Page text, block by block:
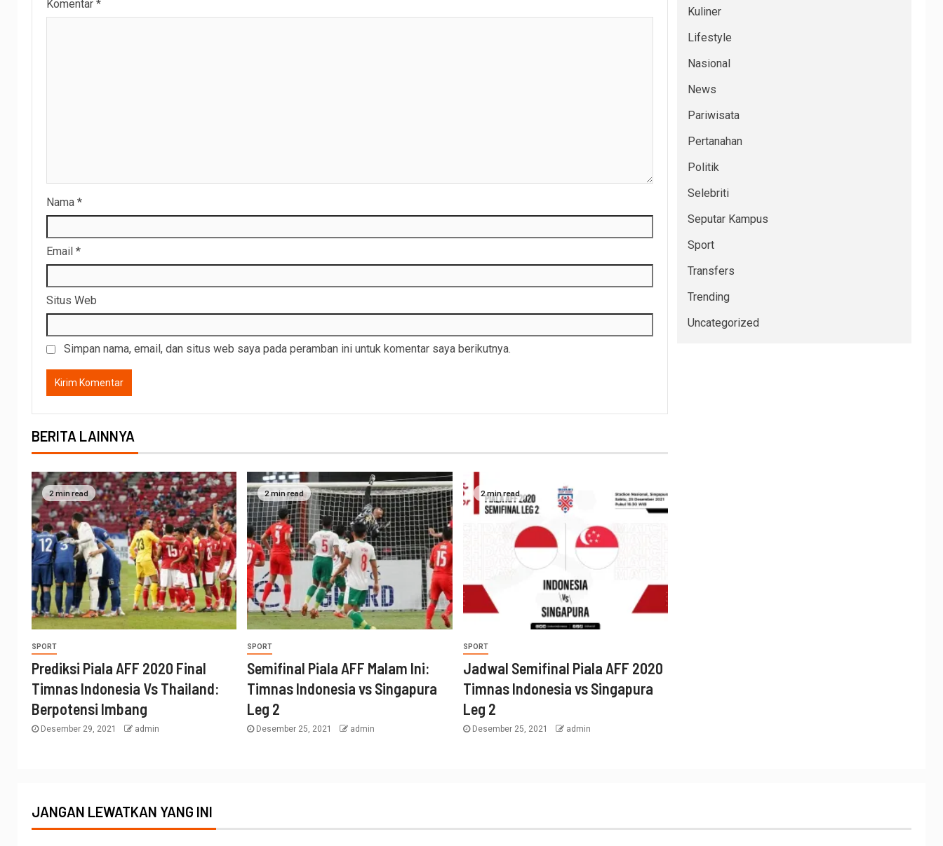
Komentar *
Nama *
Email *
Situs Web
Simpan nama, email, dan situs web saya pada peramban ini untuk komentar saya berikutnya.
BERITA LAINNYA
2 min read
SPORT
Prediksi Piala AFF 2020 Final
Timnas Indonesia Vs Thailand:
Berpotensi Imbang
Desember 29, 2021 admin
2 min read
SPORT
Semifinal Piala AFF Malam Ini:
Timnas Indonesia vs Singapura
Leg 2
Desember 25, 2021 admin
2 min read
SPORT
Jadwal Semifinal Piala AFF 2020
Timnas Indonesia vs Singapura
Leg 2
Desember 25, 2021 admin
Kuliner
Lifestyle
Nasional
News
Pariwisata
Pertanahan
Politik
Selebriti
Seputar Kampus
Sport
Transfers
Trending
Uncategorized
JANGAN LEWATKAN YANG INI